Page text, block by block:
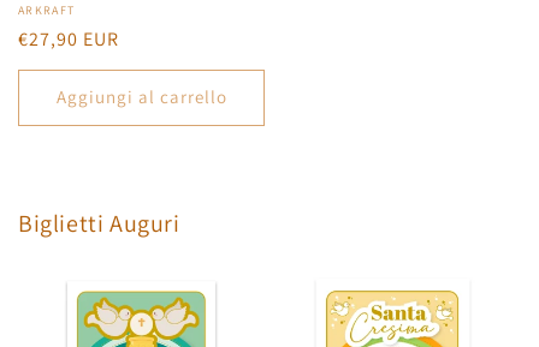
Produttore:
ARKRAFT
Prezzo
di
listino
€27,90 EUR
Aggiungi al carrello
Biglietti Auguri